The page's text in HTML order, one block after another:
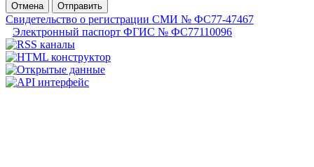
Отмена
Отправить
Свидетельство о регистрации СМИ № ФС77-47467
Электронный паспорт ФГИС № ФС77110096